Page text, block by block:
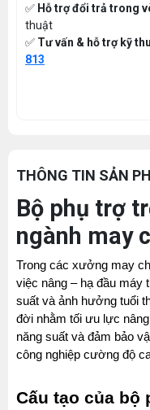
✅ Hỗ trợ đổi trả trong
thuật
✅ Tư vấn & hỗ trợ kỹ
813
THÔNG TIN SẢN
Bộ phụ trợ
ngành may
Trong các xưởng may
việc nâng – hạ đầu máy
suất và ảnh hưởng tuổi
đời nhằm tối ưu lực
năng suất và đảm bảo
công nghiệp cường độ
Cấu tạo của